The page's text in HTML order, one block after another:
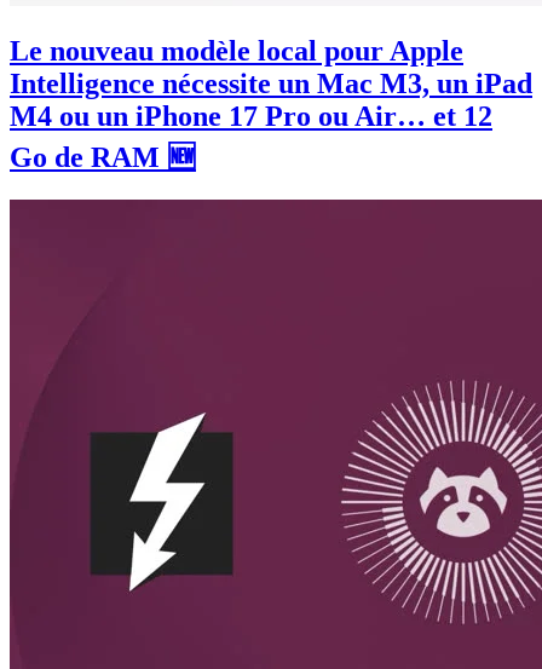
Le nouveau modèle local pour Apple
Intelligence nécessite un Mac M3, un iPad
M4 ou un iPhone 17 Pro ou Air… et 12
Go de RAM 🆕